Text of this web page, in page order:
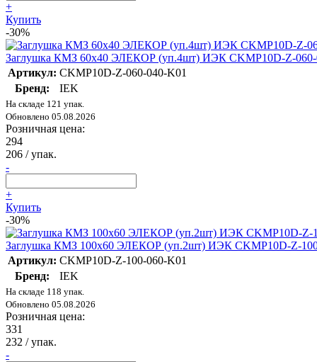
+
Купить
-30%
Заглушка КМЗ 60х40 ЭЛЕКОР (уп.4шт) ИЭК CKMP10D-Z-060-
Артикул: CKMP10D-Z-060-040-K01
Бренд:
IEK
На складе 121 упак.
Обновлено 05.08.2026
Розничная цена:
294
206 / упак.
-
+
Купить
-30%
Заглушка КМЗ 100х60 ЭЛЕКОР (уп.2шт) ИЭК CKMP10D-Z-
Артикул: CKMP10D-Z-100-060-K01
Бренд:
IEK
На складе 118 упак.
Обновлено 05.08.2026
Розничная цена:
331
232 / упак.
-